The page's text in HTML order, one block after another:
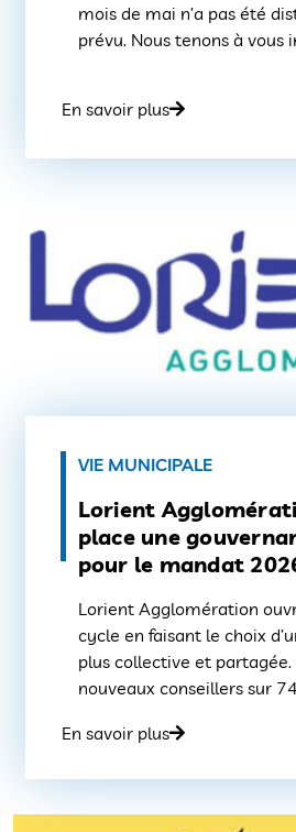
mois de mai n’a pas été
prévu. Nous tenons à vous
livraison dans les délais
En savoir plus
VIE MUNICIPALE
Lorient
place une
pour le mandat
Lorient Agglomération
cycle en faisant le choix
plus collective et partagée.
nouveaux conseillers sur
évoluer en profondeur son
après deux mandats
En savoir plus